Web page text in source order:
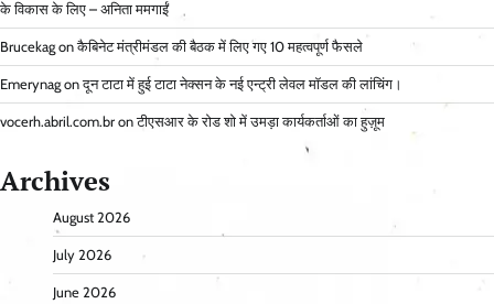
के विकास के लिए – अनिता ममगाईं
Brucekag onकैबिनेट मंत्रीमंडल की बैठक में लिए गए 10 महत्वपूर्ण फैसले
Emerynag onदून टाटा में हुई टाटा नेक्सन के नई एन्ट्री लेवल मॉडल की लांचिंग।
vocerh.abril.com.br onटीएसआर के रोड शो में उमड़ा कार्यकर्ताओं का हुज़ूम
Archives
August 2026
July 2026
June 2026